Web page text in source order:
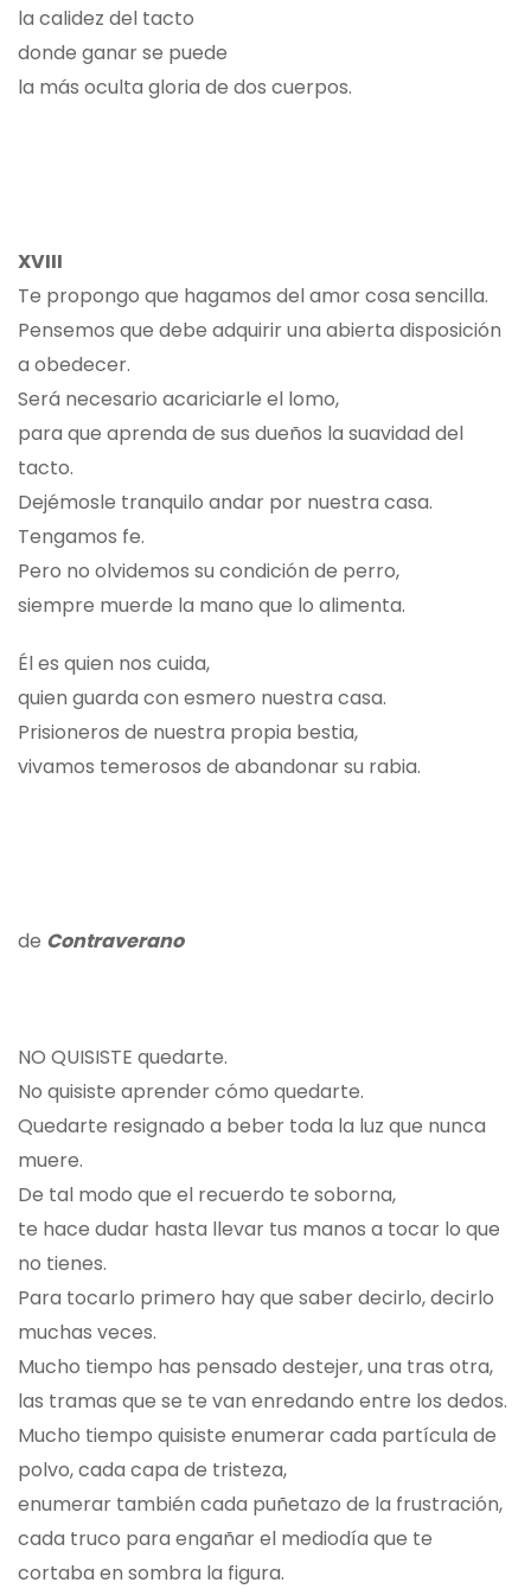
la calidez del tacto
donde ganar se puede
la más oculta gloria de dos cuerpos.
XVIII
Te propongo que hagamos del amor cosa sencilla.
Pensemos que debe adquirir una abierta disposición
a obedecer.
Será necesario acariciarle el lomo,
para que aprenda de sus dueños la suavidad del
tacto.
Dejémosle tranquilo andar por nuestra casa.
Tengamos fe.
Pero no olvidemos su condición de perro,
siempre muerde la mano que lo alimenta.
Él es quien nos cuida,
quien guarda con esmero nuestra casa.
Prisioneros de nuestra propia bestia,
vivamos temerosos de abandonar su rabia.
de Contraverano
NO QUISISTE quedarte.
No quisiste aprender cómo quedarte.
Quedarte resignado a beber toda la luz que nunca
muere.
De tal modo que el recuerdo te soborna,
te hace dudar hasta llevar tus manos a tocar lo que
no tienes.
Para tocarlo primero hay que saber decirlo, decirlo
muchas veces.
Mucho tiempo has pensado destejer, una tras otra,
las tramas que se te van enredando entre los dedos.
Mucho tiempo quisiste enumerar cada partícula de
polvo, cada capa de tristeza,
enumerar también cada puñetazo de la frustración,
cada truco para engañar el mediodía que te
cortaba en sombra la figura.